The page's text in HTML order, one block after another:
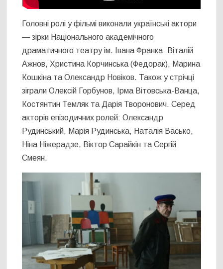
Головні ролі у фільмі виконали українські актори
―зірки Національного академічного
драматичного театру ім. Івана Франка: Віталій
Ажнов, Христина Корчинська (Федорак), Марина
Кошкіна та Олександр Новіков. Також у стрічці
зіграли Олексій Горбунов, Ірма Вітовська-Ванца,
Костянтин Темляк та Дарія Творонович. Серед
акторів епізодичних ролей: Олександр
Рудинський, Марія Рудинська, Наталія Васько,
Ніна Ніжерадзе, Віктор Сарайкін та Сергій
Смеян.